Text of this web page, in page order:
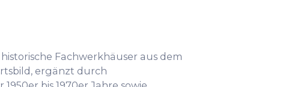
Fachwerkhäuser aus dem
ergänzt durch